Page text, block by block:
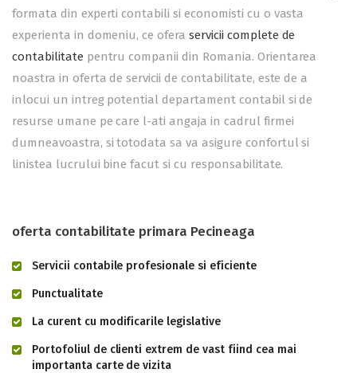
formata din experti contabili si economisti cu o vasta
experienta in domeniu, ce oferaservicii complete de
contabilitate pentru companii din Romania. Orientarea
noastra in oferta de servicii de contabilitate, este de a
inlocui un intreg potential departament contabil si de
resurse umane pe care l-ati angaja in cadrul firmei
dumneavoastra, si totodata sa va asigure confortul si
linistea lucrului bine facut si cu responsabilitate.
oferta contabilitate primara Pecineaga
Servicii contabile profesionale si eficiente
Punctualitate
La curent cu modificarile legislative
Portofoliul de clienti extrem de vast fiind cea mai
importanta carte de vizita